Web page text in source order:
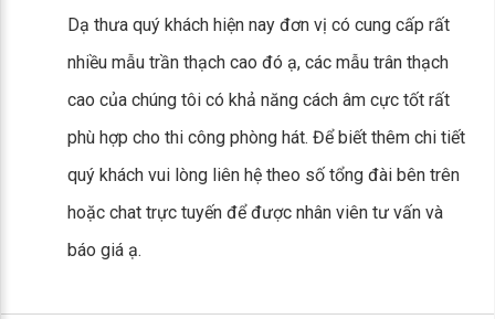
Dạ thưa quý khách hiện nay đơn vị có cung cấp rất
nhiều mẫu trần thạch cao đó ạ, các mẫu trân thạch
cao của chúng tôi có khả năng cách âm cực tốt rất
phù hợp cho thi công phòng hát. Để biết thêm chi tiết
quý khách vui lòng liên hệ theo số tổng đài bên trên
hoặc chat trực tuyến để được nhân viên tư vấn và
báo giá ạ.